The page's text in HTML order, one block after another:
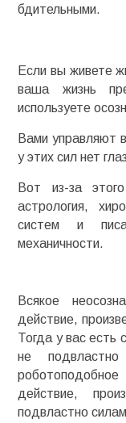
бдительными.
Если вы живете
ваша жизнь
используете
Вами управляют
у этих сил нет
Вот из-за
астрология,
систем и
механичности.
Всякое
действие,
Тогда у вас есть
не
действие,
подвластно